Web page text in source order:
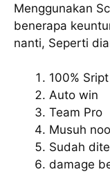
Menggunakan
benerapa
nanti, Seperti
100%
Auto win
Team Pro
Musuh
Sudah
damage